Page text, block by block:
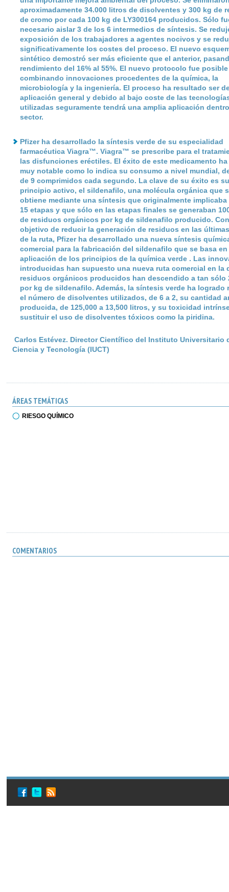
aproximadamente 34.000 litros de disolventes y 300 kg de
de cromo por cada 100 kg de LY300164 producidos. Sólo
necesario aislar 3 de los 6 intermedios de síntesis. Se
exposición de los trabajadores a agentes nocivos y se
significativamente los costes del proceso. El nuevo
sintético demostró ser más eficiente que el anterior,
rendimiento del 16% al 55%. El nuevo protocolo fue posible
combinando innovaciones procedentes de la química, la
microbiología y la ingeniería. El proceso ha resultado ser
aplicación general y debido al bajo coste de las
utilizadas seguramente tendrá una amplia aplicación
sector.
Pfizerha desarrollado la síntesis verde de su especialidad
farmacéutica Viagra™. Viagra™ se prescribe para el
las disfunciones eréctiles. El éxito de este medicamento
muy notable como lo indica su consumo a nivel mundial,
de 9 comprimidos cada segundo. La clave de su éxito es su
principio activo, el sildenafilo, una molécula orgánica que
obtiene mediante una síntesis que originalmente implicaba
15 etapas y que sólo en las etapas finales se generaban
de residuos orgánicos por kg de sildenafilo producido.
objetivo de reducir la generación de residuos en las
de la ruta, Pfizer ha desarrollado una nueva síntesis
comercial para la fabricación del sildenafilo que se basa en
aplicación de los principios de la química verde . Las
introducidas han supuesto una nueva ruta comercial en la
residuos orgánicos producidos han descendido a tan sólo
por kg de sildenafilo. Además, la síntesis verde ha logrado
el número de disolventes utilizados, de 6 a 2, su cantidad
producida, de 125,000 a 13,500 litros, y su toxicidad
sustituir el uso de disolventes tóxicos como la piridina.
Carlos Estévez. Director Científico del Instituto Universitario
Ciencia y Tecnología (IUCT)
ÁREAS TEMÁTICAS
RIESGO QUÍMICO
COMENTARIOS